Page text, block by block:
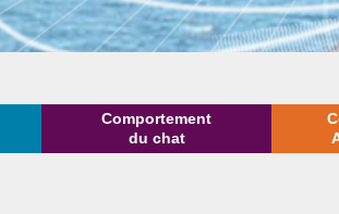
Comportement
du chat